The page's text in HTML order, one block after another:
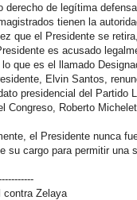
derecho de legítima
tienen la
que el Presidente se
es acusado
lo que es el llamado
Elvin Santos,
presidencial del Partido
Congreso, Roberto
el Presidente nunca
su cargo para permitir una
contra Zelaya